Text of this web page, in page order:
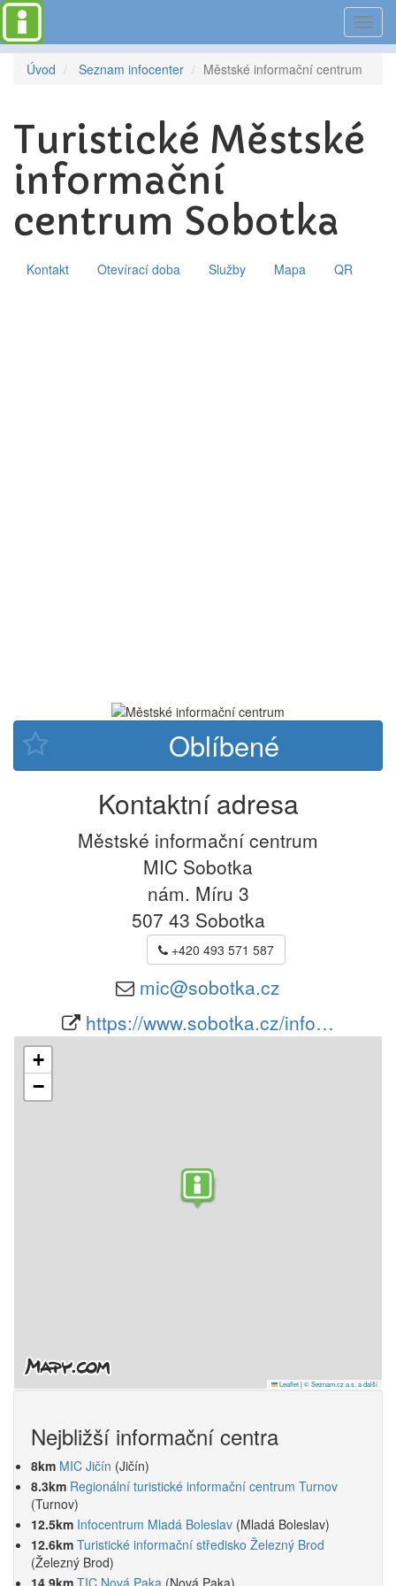
Úvod
Seznam infocenter Městské informační centrum
Turistické Městské
informační
centrum Sobotka
Kontakt Otevírací doba Služby Mapa QR
Kontaktní adresa
Městské informační centrum
MIC Sobotka
nám. Míru 3
507 43 Sobotka
+420 493 571 587
mic@sobotka.cz
https://www.sobotka.cz/info…
+
−
Leaflet|© Seznam.cz a.s. a další
Nejbližší informační centra
8km MIC Jičín (Jičín)
8.3km Regionální turistické informační centrum Turnov
(Turnov)
12.5km Infocentrum Mladá Boleslav (Mladá Boleslav)
12.6km Turistické informační středisko Železný Brod
(Železný Brod)
14.9km TIC Nová Paka (Nová Paka)